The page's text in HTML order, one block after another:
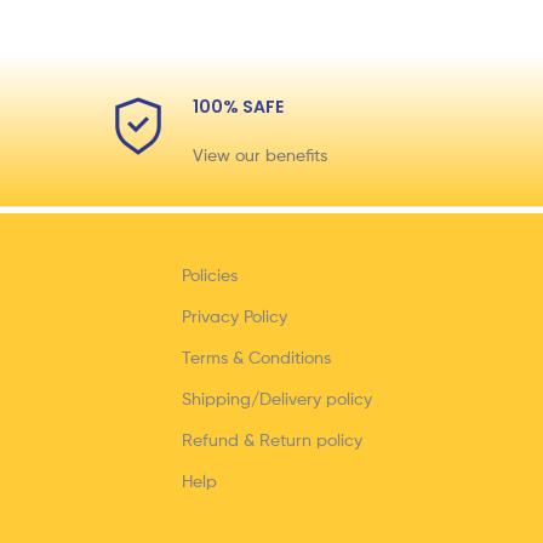
100% SAFE
View our benefits
Policies
Privacy Policy
Terms & Conditions
Shipping/Delivery policy
Refund & Return policy
Help